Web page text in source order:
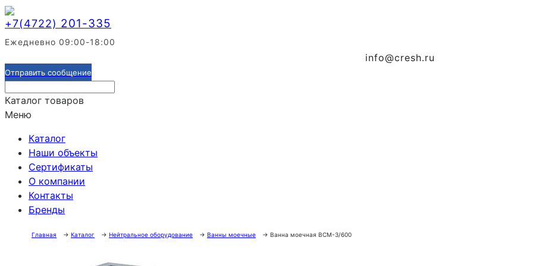
+7(4722) 201-335
Ежедневно 09:00-18:00
info@cresh.ru
Отправить сообщение
Каталог товаров
Меню
Каталог
Наши объекты
Сертификаты
О компании
Контакты
Бренды
Главная → Каталог → Нейтральное оборудование → Ванны моечные → Ванна моечная ВСМ-3/600